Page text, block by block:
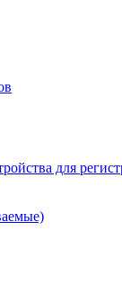
для